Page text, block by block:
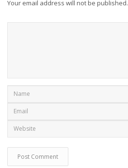
Your email address will not be published.